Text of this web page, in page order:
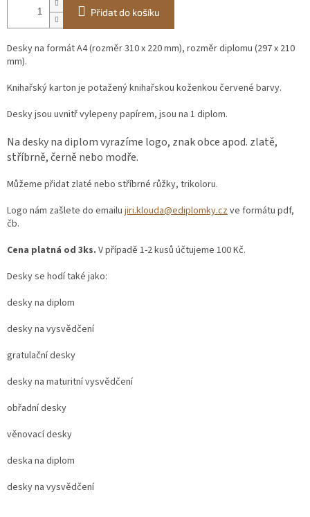
Přidat do košíku
Desky na formát A4 (rozměr 310 x 220 mm), rozměr diplomu (297 x 210
mm).
Knihařský karton je potažený knihařskou koženkou červené barvy.
Desky jsou uvnitř vylepeny papírem, jsou na 1 diplom.
Na desky na diplom vyrazíme logo, znak obce apod. zlatě,
stříbrně, černě nebo modře.
Můžeme přidat zlaté nebo stříbrné růžky, trikoloru.
Logo nám zašlete do emailu jiri.klouda@ediplomky.czve formátu pdf,
čb.
Cena platná od 3ks. V případě 1-2 kusů účtujeme 100 Kč.
Desky se hodí také jako:
desky na diplom
desky na vysvědčení
gratulační desky
desky na maturitní vysvědčení
obřadní desky
věnovací desky
deska na diplom
desky na vysvědčení